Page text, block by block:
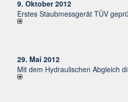
9. Oktober 2012
Erstes Staubmessgerät TÜV
29. Mai 2012
Mit dem Hydraulischen Abgleich